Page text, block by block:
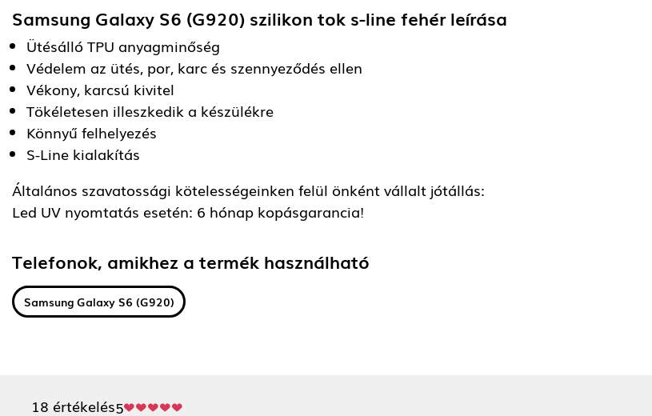
Samsung Galaxy S6 (G920) szilikon tok s-line fehérleírása
Ütésálló TPU anyagminőség
Védelem az ütés, por, karc és szennyeződés ellen
Vékony, karcsú kivitel
Tökéletesen illeszkedik a készülékre
Könnyű felhelyezés
S-Line kialakítás
Általános szavatossági kötelességeinken felül önként vállalt jótállás:
Led UV nyomtatás esetén: 6 hónap kopásgarancia!
Telefonok, amikhez a termék használható
Samsung Galaxy S6 (G920)
18 értékelés5